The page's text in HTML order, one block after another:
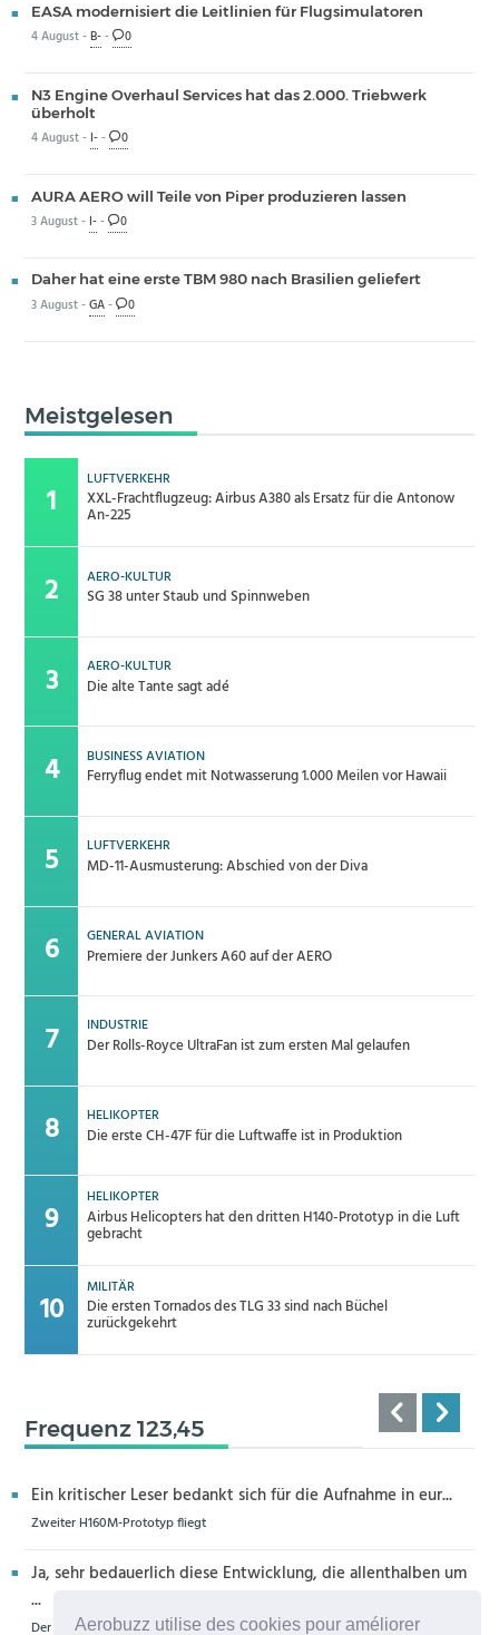
Aerobuzz utilise des cookies pour améliorer
EASA modernisiert die Leitlinien für Flugsimulatoren
4 August -B-- 0
N3 Engine Overhaul Services hat das 2.000. Triebwerk
überholt
4 August - I-- 0
AURA AERO will Teile von Piper produzieren lassen
3 August - I-- 0
Daher hat eine erste TBM 980 nach Brasilien geliefert
3 August -GA- 0
Meistgelesen
LUFTVERKEHR
XXL-Frachtflugzeug: Airbus A380 als Ersatz für die Antonow
An-225
AERO-KULTUR
SG 38 unter Staub und Spinnweben
AERO-KULTUR
Die alte Tante sagt adé
BUSINESS AVIATION
Ferryflug endet mit Notwasserung 1.000 Meilen vor Hawaii
LUFTVERKEHR
MD-11-Ausmusterung: Abschied von der Diva
GENERAL AVIATION
Premiere der Junkers A60 auf der AERO
INDUSTRIE
Der Rolls-Royce UltraFan ist zum ersten Mal gelaufen
HELIKOPTER
Die erste CH-47F für die Luftwaffe ist in Produktion
HELIKOPTER
Airbus Helicopters hat den dritten H140-Prototyp in die Luft
gebracht
MILITÄR
Die ersten Tornados des TLG 33 sind nach Büchel
zurückgekehrt
Frequenz 123,45
Ein kritischer Leser bedankt sich für die Aufnahme in eur...
Zweiter H160M-Prototyp fliegt
Ja, sehr bedauerlich diese Entwicklung, die allenthalben um
...
Der Zero-G Airbus in Köln wird zerlegt, die Legende lebt weiter